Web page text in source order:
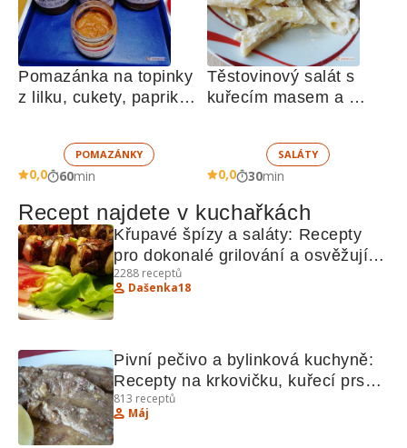
Pomazánka na topinky
z lilku, cukety, paprik,
žampionů
POMAZÁNKY
0,0 60min
Těstovinový salát s
kuřecím masem a
SALÁTY
0,0 30min
Recept najdete v kuchařkách
Křupavé špízy a saláty: Recepty
pro dokonalé grilování a osvěžující
saláty
2288 receptů
Dašenka18
Pivní pečivo a bylinková kuchyně:
Recepty na krkovičku, kuřecí prsa,
hruškové taštičky, bažanta a krůtí
játra
813 receptů
Máj